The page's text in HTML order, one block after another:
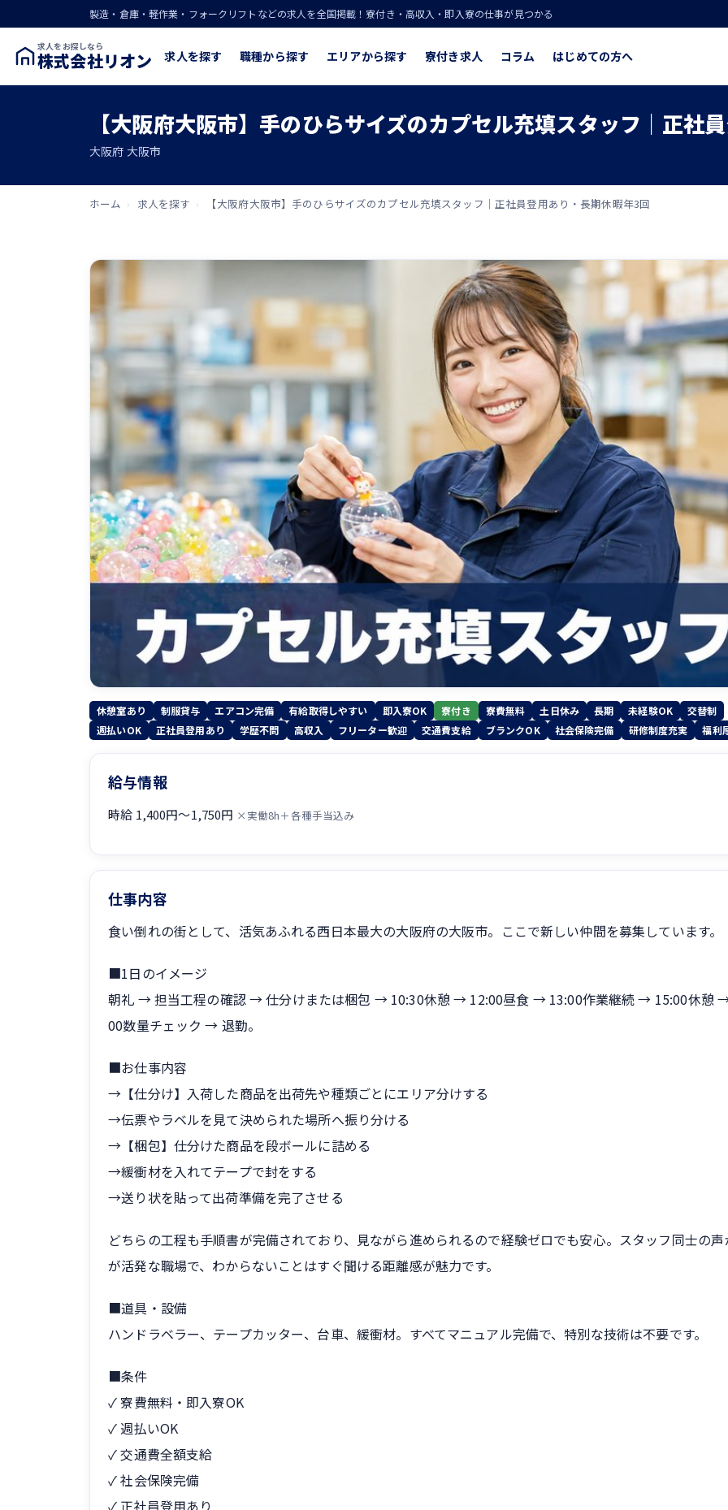
製造・倉庫・軽作業・フォークリフトなどの求人を全国掲載！寮付き・高収入・即入寮の仕事が見つかる
求人をお探しなら
株式会社リオン 求人を探す 職種から探す エリアから探す 寮付き求人 コラム はじめての方へ
【大阪府大阪市】手のひらサイズのカプセル充填スタッフ｜正社
大阪府 大阪市
ホーム › 求人を探す › 【大阪府大阪市】手のひらサイズのカプセル充填スタッフ｜正社員登用あり・長期休暇年3回
休憩室あり 制服貸与 エアコン完備 有給取得しやすい 即入寮OK 寮付き 寮費無料 土日休み 長期 未経験OK
交替制
週払いOK
正社員登用あり 学歴不問 高収入 フリーター歓迎 交通費支給 ブランクOK 社会保険完備 研修制度充実 福利
給与情報
時給 1,400円〜1,750円 ×実働8h＋各種手当込み
仕事内容
食い倒れの街として、活気あふれる西日本最大の大阪府の大阪市。ここで新しい仲間を募集しています。
■1日のイメージ
朝礼 → 担当工程の確認 → 仕分けまたは梱包 → 10:30休憩 → 12:00昼食 → 13:00作業継続 → 15:00休憩
00数量チェック → 退勤。
■お仕事内容
→【仕分け】入荷した商品を出荷先や種類ごとにエリア分けする
→伝票やラベルを見て決められた場所へ振り分ける
→【梱包】仕分けた商品を段ボールに詰める
→緩衝材を入れてテープで封をする
→送り状を貼って出荷準備を完了させる
どちらの工程も手順書が完備されており、見ながら進められるので経験ゼロでも安心。スタッフ同士の声
が活発な職場で、わからないことはすぐ聞ける距離感が魅力です。
■道具・設備
ハンドラベラー、テープカッター、台車、緩衝材。すべてマニュアル完備で、特別な技術は不要です。
■条件
✓ 寮費無料・即入寮OK
✓ 週払いOK
✓ 交通費全額支給
✓ 社会保険完備
✓ 正社員登用あり